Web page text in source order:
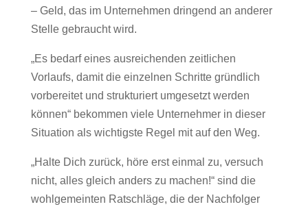
– Geld, das im Unternehmen dringend an anderer
Stelle gebraucht wird.
„Es bedarf eines ausreichenden zeitlichen
Vorlaufs, damit die einzelnen Schritte gründlich
vorbereitet und strukturiert umgesetzt werden
können“ bekommen viele Unternehmer in dieser
Situation als wichtigste Regel mit auf den Weg.
„Halte Dich zurück, höre erst einmal zu, versuch
nicht, alles gleich anders zu machen!“ sind die
wohlgemeinten Ratschläge, die der Nachfolger